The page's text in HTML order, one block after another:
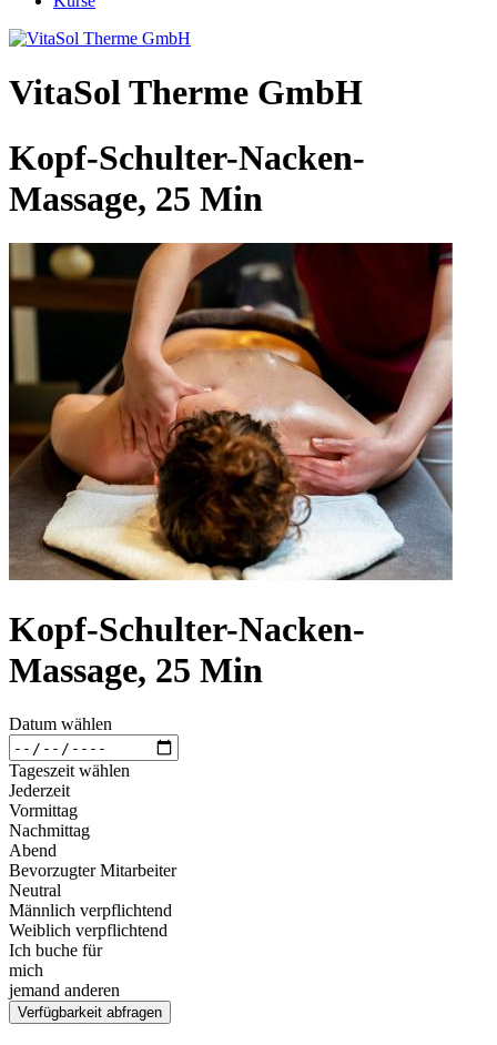
VitaSol Therme GmbH
Kopf-Schulter-Nacken-
Massage, 25 Min
Kopf-Schulter-Nacken-
Massage, 25 Min
Datum wählen
Tageszeit wählen
Jederzeit
Vormittag
Nachmittag
Abend
Bevorzugter Mitarbeiter
Neutral
Männlich verpflichtend
Weiblich verpflichtend
Ich buche für
mich
jemand anderen
Verfügbarkeit abfragen